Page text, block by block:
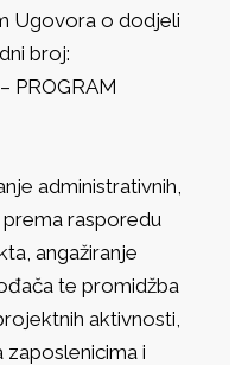
Ugovora o dodjeli
broj:
PROGRAM
administrativnih,
rasporedu
angažiranje
te promidžba
aktivnosti,
zaposlenicima i